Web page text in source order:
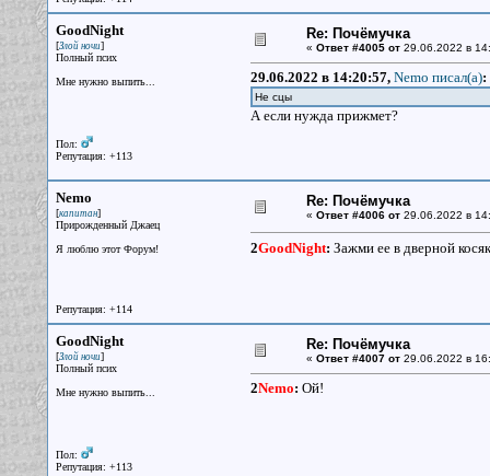
GoodNight
[Злой ночи]
Полный псих
Мне нужно выпить...
Пол:
Репутация: +113
Re: Почёмучка
« Ответ #4005 от29.06.2022 в
29.06.2022 в 14:20:57, Nemo писал(a):
Не сцы
А если нужда прижмет?
Nemo
[капитан]
Прирожденный Джаец
Я люблю этот Форум!
Репутация: +114
Re: Почёмучка
« Ответ #4006 от29.06.2022 в
2GoodNight: Зажми ее в дверной
GoodNight
[Злой ночи]
Полный псих
Мне нужно выпить...
Пол:
Репутация: +113
Re: Почёмучка
« Ответ #4007 от29.06.2022 в
2Nemo: Ой!